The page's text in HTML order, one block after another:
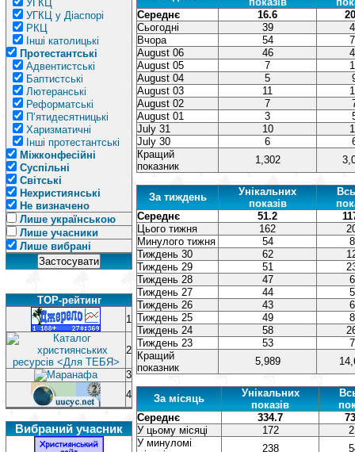
УГКЦ
УГКЦ у Діаспорі
РКЦ
Інші католицькі
Протестантські
Адвентистські
Баптистські
Лютеранські
Реформатські
П’ятидесятницькі
Харизматичні
Інші протестантські
Міжконфесійні
Суспільні
Світські
Нехристиянські
Не визначено
Лише українською
Лише учасники
Лише вибрані
TOP-рейтинг
1
2
3
4
Вибраний учасник
Середнє
16.6
Сьогодні
39
Вчора
54
August 06
46
August 05
7
August 04
5
August 03
11
August 02
7
August 01
3
July 31
10
July 30
6
Кращий
показник
1,302
За тиждень
Унікальних
показів
Середнє
51.2
Цього тижня
162
Минулого тижня
54
Тиждень 30
62
Тиждень 29
51
Тиждень 28
47
Тиждень 27
44
Тиждень 26
43
Тиждень 25
49
Тиждень 24
58
Тиждень 23
53
Кращий
показник
5,989
За місяць
Унікальних
показів
Середнє
334.7
У цьому місяці
172
У минуломі
238